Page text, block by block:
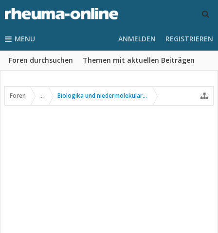
MENU
Foren durchsuchen Themen mit aktuellen Beiträgen
ANMELDEN REGISTRIEREN
Foren ... Biologika und niedermolekulare Wirkstoffe